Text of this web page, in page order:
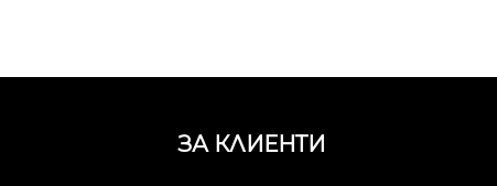
ЗА КЛИЕНТИ